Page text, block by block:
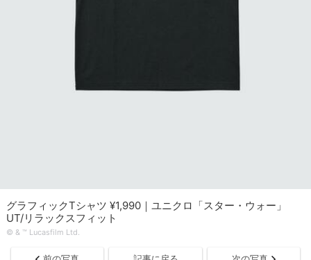
グラフィックTシャツ ¥1,990｜ユニクロ「スター・ウォー」
UT/リラックスフィット
© & ™ Lucasfilm Ltd.